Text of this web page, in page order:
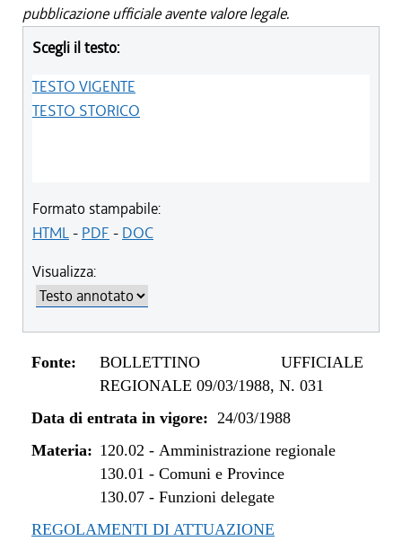
pubblicazione ufficiale avente valore legale.
Scegli il testo:
TESTO VIGENTE
TESTO STORICO
Formato stampabile:
HTML- PDF - DOC
Visualizza:
Fonte:
BOLLETTINO UFFICIALE
REGIONALE 09/03/1988, N. 031
Data di entrata in vigore: 24/03/1988
Materia: 120.02 - Amministrazione regionale
130.01 - Comuni e Province
130.07- Funzioni delegate
REGOLAMENTI DI ATTUAZIONE